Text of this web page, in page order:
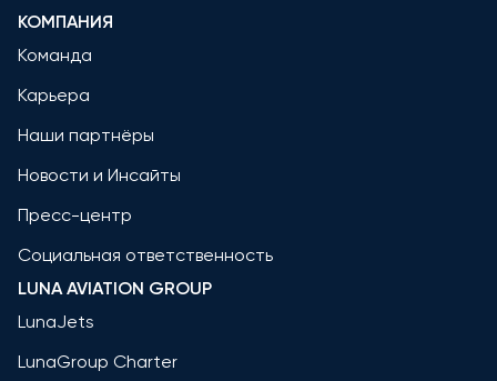
КОМПАНИЯ
Команда
Карьера
Наши партнёры
Новости и Инсайты
Пресс-центр
Социальная ответственность
LUNA AVIATION GROUP
LunaJets
LunaGroup Charter